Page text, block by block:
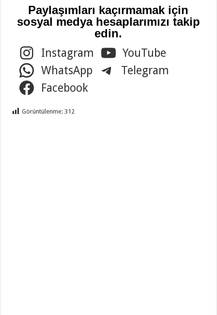
Paylaşımları kaçırmamak için
sosyal medya hesaplarımızı takip
edin.
Instagram
YouTube
WhatsApp
Telegram
Facebook
Görüntülenme: 312